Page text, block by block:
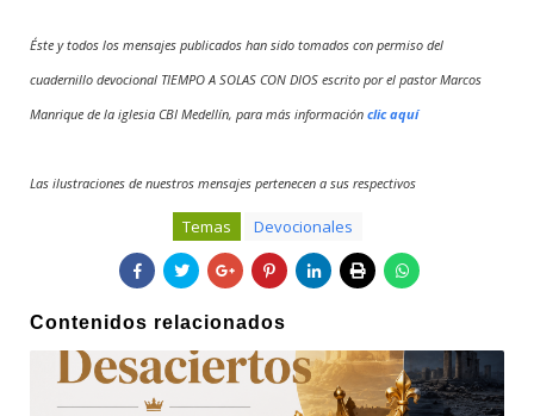
Éste y todos los mensajes publicados han sido tomados con permiso del
cuadernillo devocional TIEMPO A SOLAS CON DIOS escrito por el pastor Marcos
Manrique de la iglesia CBI Medellín, para más información clic aquí
Las ilustraciones de nuestros mensajes pertenecen a sus respectivos
Temas Devocionales
Contenidos relacionados